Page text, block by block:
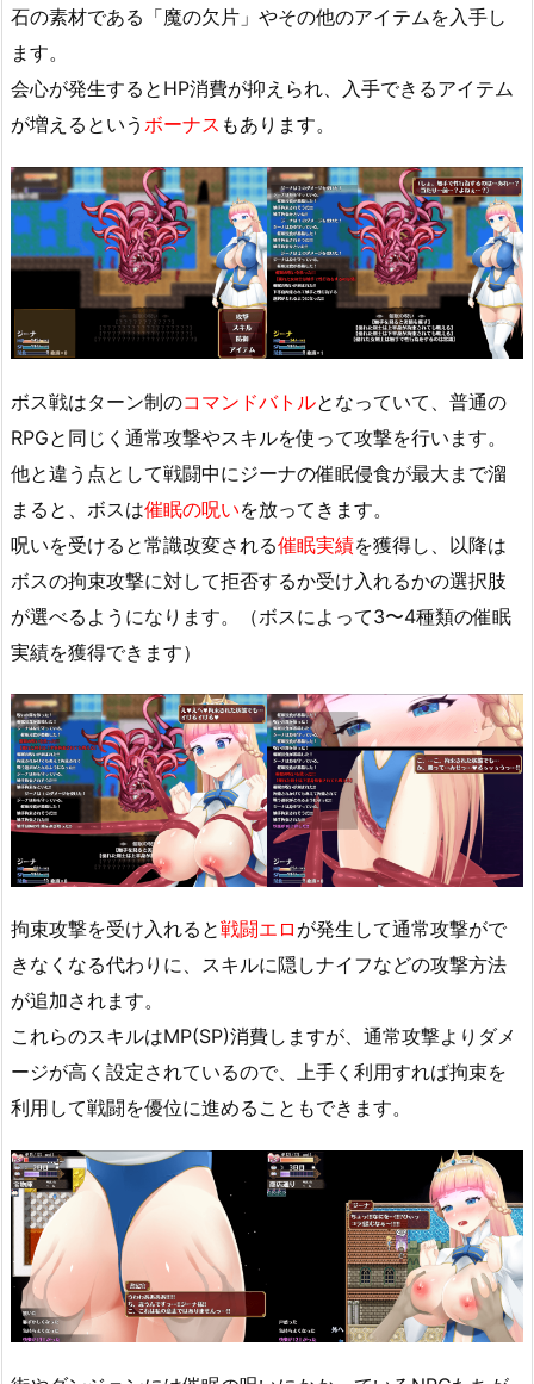
石の素材である「魔の欠片」やその他のアイテムを入手し
ます。
会心が発生するとHP消費が抑えられ、入手できるアイテム
が増えるという ボーナス もあります。
ボス戦はターン制のコマンドバトルとなっていて、普通の
RPGと同じく通常攻撃やスキルを使って攻撃を行います。
他と違う点として戦闘中にジーナの催眠侵食が最大まで溜
まると、ボスは催眠の呪いを放ってきます。
呪いを受けると常識改変される催眠実績を獲得し、以降は
ボスの拘束攻撃に対して拒否するか受け入れるかの選択肢
が選べるようになります。（ボスによって3〜4種類の催眠
実績を獲得できます）
拘束攻撃を受け入れると戦闘エロ が発生して通常攻撃がで
きなくなる代わりに、スキルに隠しナイフなどの攻撃方法
が追加されます。
これらのスキルはMP(SP)消費しますが、通常攻撃よりダメ
ージが高く設定されているので、上手く利用すれば拘束を
利用して戦闘を優位に進めることもできます。